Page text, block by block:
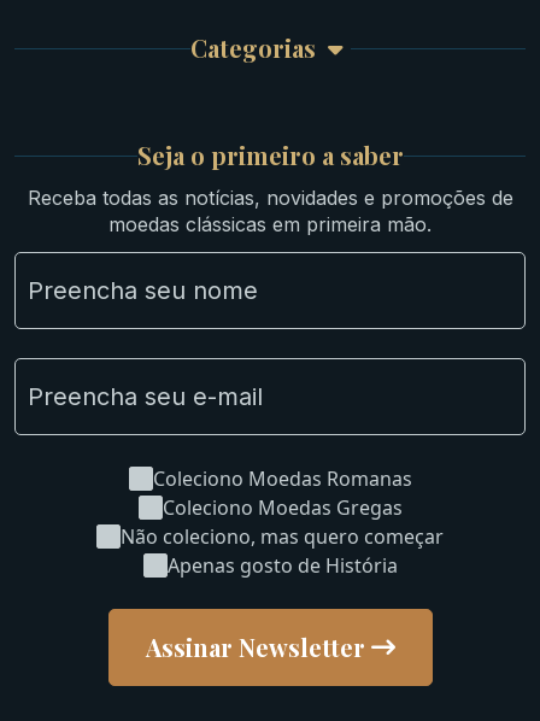
Atendimento
Categorias
Ouro
Ibéricas
Lotes Grandes
Material Numismático
NGC e NNC Encapsuladas
Novidades
Seja o primeiro a saber
Receba todas as notícias, novidades e promoções de
moedas clássicas em primeira mão.
Coleciono Moedas Romanas
Coleciono Moedas Gregas
Não coleciono, mas quero começar
Apenas gosto de História
Assinar Newsletter